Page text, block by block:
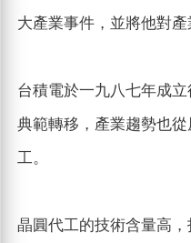
大產業事件，並將他對產
台積電於一九八七年成
典範轉移，產業趨勢也
工。
晶圓代工的技術含量高